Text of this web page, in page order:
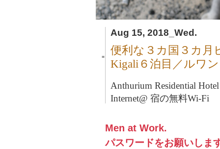
Aug 15, 2018_Wed.
■
便利な３カ国３カ月
Kigali６泊目／ルワ
Anthurium Residential
Internet@ 宿の無料Wi-Fi
Men at Work.
パスワードをお願いしま